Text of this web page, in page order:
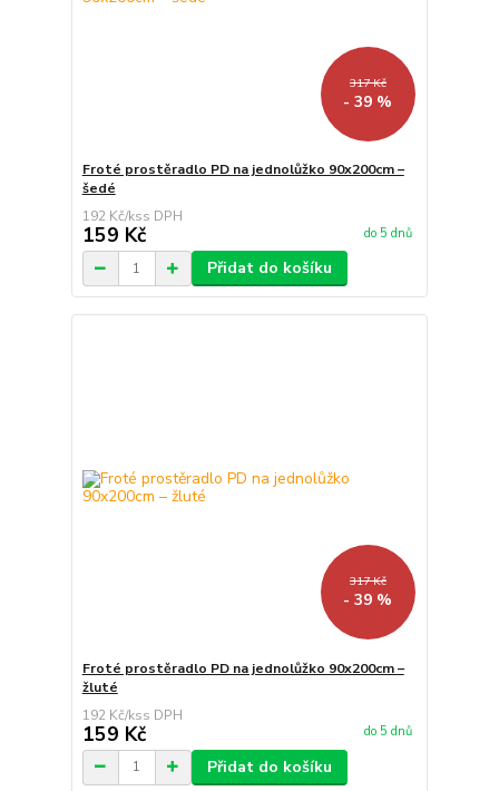
317 Kč
- 39 %
Froté prostěradlo PD na jednolůžko 90x200cm –
šedé
192 Kč/ks
159 Kč do 5 dnů
Přidat do košíku
317 Kč
- 39 %
Froté prostěradlo PD na jednolůžko 90x200cm –
žluté
192 Kč/ks
159 Kč do 5 dnů
Přidat do košíku